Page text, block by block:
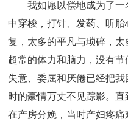
我如愿以偿地成为了
中穿梭，打针、发药、听
复，太多的平凡与琐碎，
超常的体力和脑力，没有节
失意、委屈和厌倦已经把
时的豪情万丈不见踪影。
在产房分娩，当时产妇疼